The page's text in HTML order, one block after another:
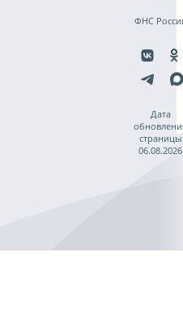
ФНС
Дата
страницы
06.08.2026